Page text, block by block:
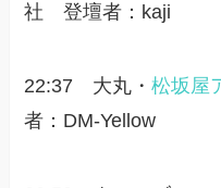
社 登壇者：kaji
22:37 大丸・松坂屋
者：DM-Yellow